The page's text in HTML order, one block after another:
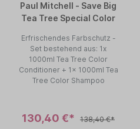
Paul Mitchell - Save Big
Tea Tree Special Color
Erfrischendes Farbschutz -
Set bestehend aus: 1x
1000ml Tea Tree Color
Conditioner + 1x 1000ml Tea
Tree Color Shampoo
130,40 €*
138,40 €*